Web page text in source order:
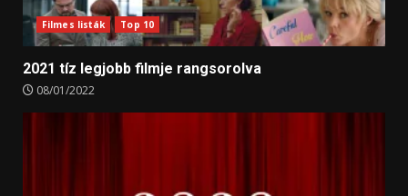
Filmes listák Top 10
2021 tíz legjobb filmje rangsorolva
08/01/2022